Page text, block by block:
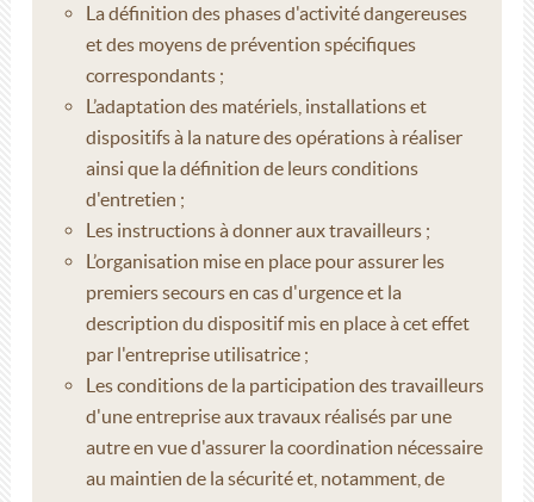
La définition des phases d'activité dangereuses
et des moyens de prévention spécifiques
correspondants ;
L’adaptation des matériels, installations et
dispositifs à la nature des opérations à réaliser
ainsi que la définition de leurs conditions
d'entretien ;
Les instructions à donner aux travailleurs ;
L’organisation mise en place pour assurer les
premiers secours en cas d'urgence et la
description du dispositif mis en place à cet effet
par l'entreprise utilisatrice ;
Les conditions de la participation des travailleurs
d'une entreprise aux travaux réalisés par une
autre en vue d'assurer la coordination nécessaire
au maintien de la sécurité et, notamment, de